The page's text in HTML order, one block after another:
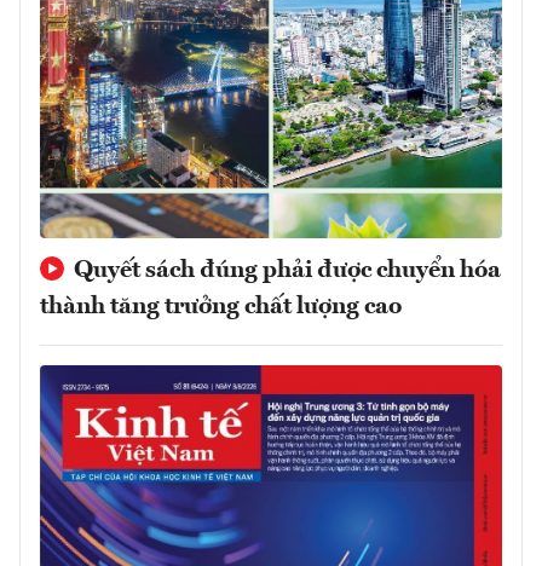
Quyết sách đúng phải được chuyển hóa
thành tăng trưởng chất lượng cao